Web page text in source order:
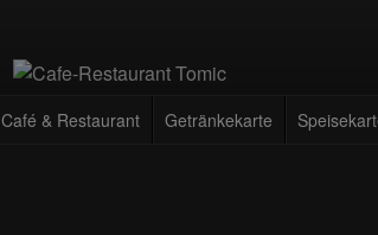
CAFE-
Deutsch-Kroatisches Spezialitätenrestaurant
Café & Restaurant Getränkekarte